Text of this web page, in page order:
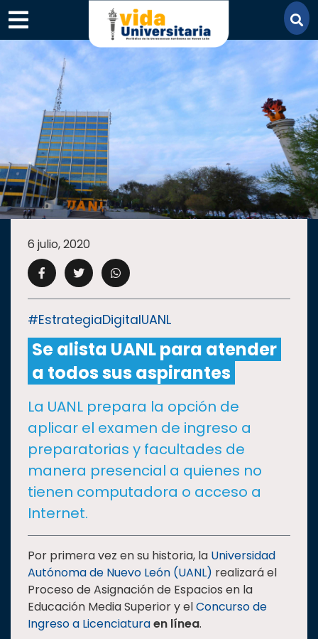
×
SECCIONES
ACADEMIA
CAMPUS UANL
CULTURA
I+D+I EXPERTOS
SALUD
SUSTENTABILIDAD
TEMAS
Oferta
educativa
6 julio, 2020
#EstrategiaDigitalUANL
Se alista UANL para atender
a todos sus aspirantes
La UANL prepara la opción de
aplicar el examen de ingreso a
preparatorias y facultades de
manera presencial a quienes no
tienen computadora o acceso a
Internet.
Por primera vez en su historia, la Universidad
Autónoma de Nuevo León (UANL) realizará el
Proceso de Asignación de Espacios en la
Educación Media Superior y elConcurso de
Ingreso a Licenciaturaen línea.